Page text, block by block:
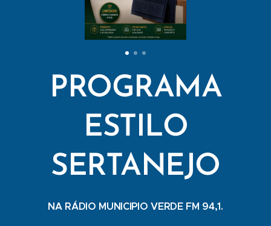
PROGRAMA
ESTILO
SERTANEJO
NA RÁDIO MUNICIPIO VERDE FM 94,1.